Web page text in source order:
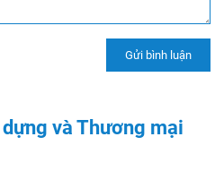
và Thương mại